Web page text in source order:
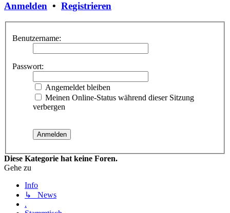
Anmelden • Registrieren
Benutzername:
Passwort:
Angemeldet bleiben
Meinen Online-Status während dieser Sitzung
verbergen
Diese Kategorie hat keine Foren.
Gehe zu
Info
↳ News
.